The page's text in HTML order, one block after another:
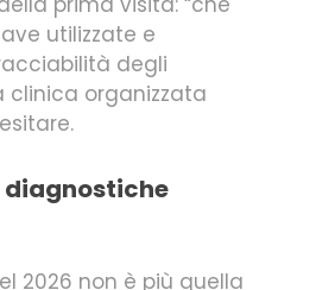
utilizzate e
degli
clinica organizzata
diagnostiche
2026 non è più quella